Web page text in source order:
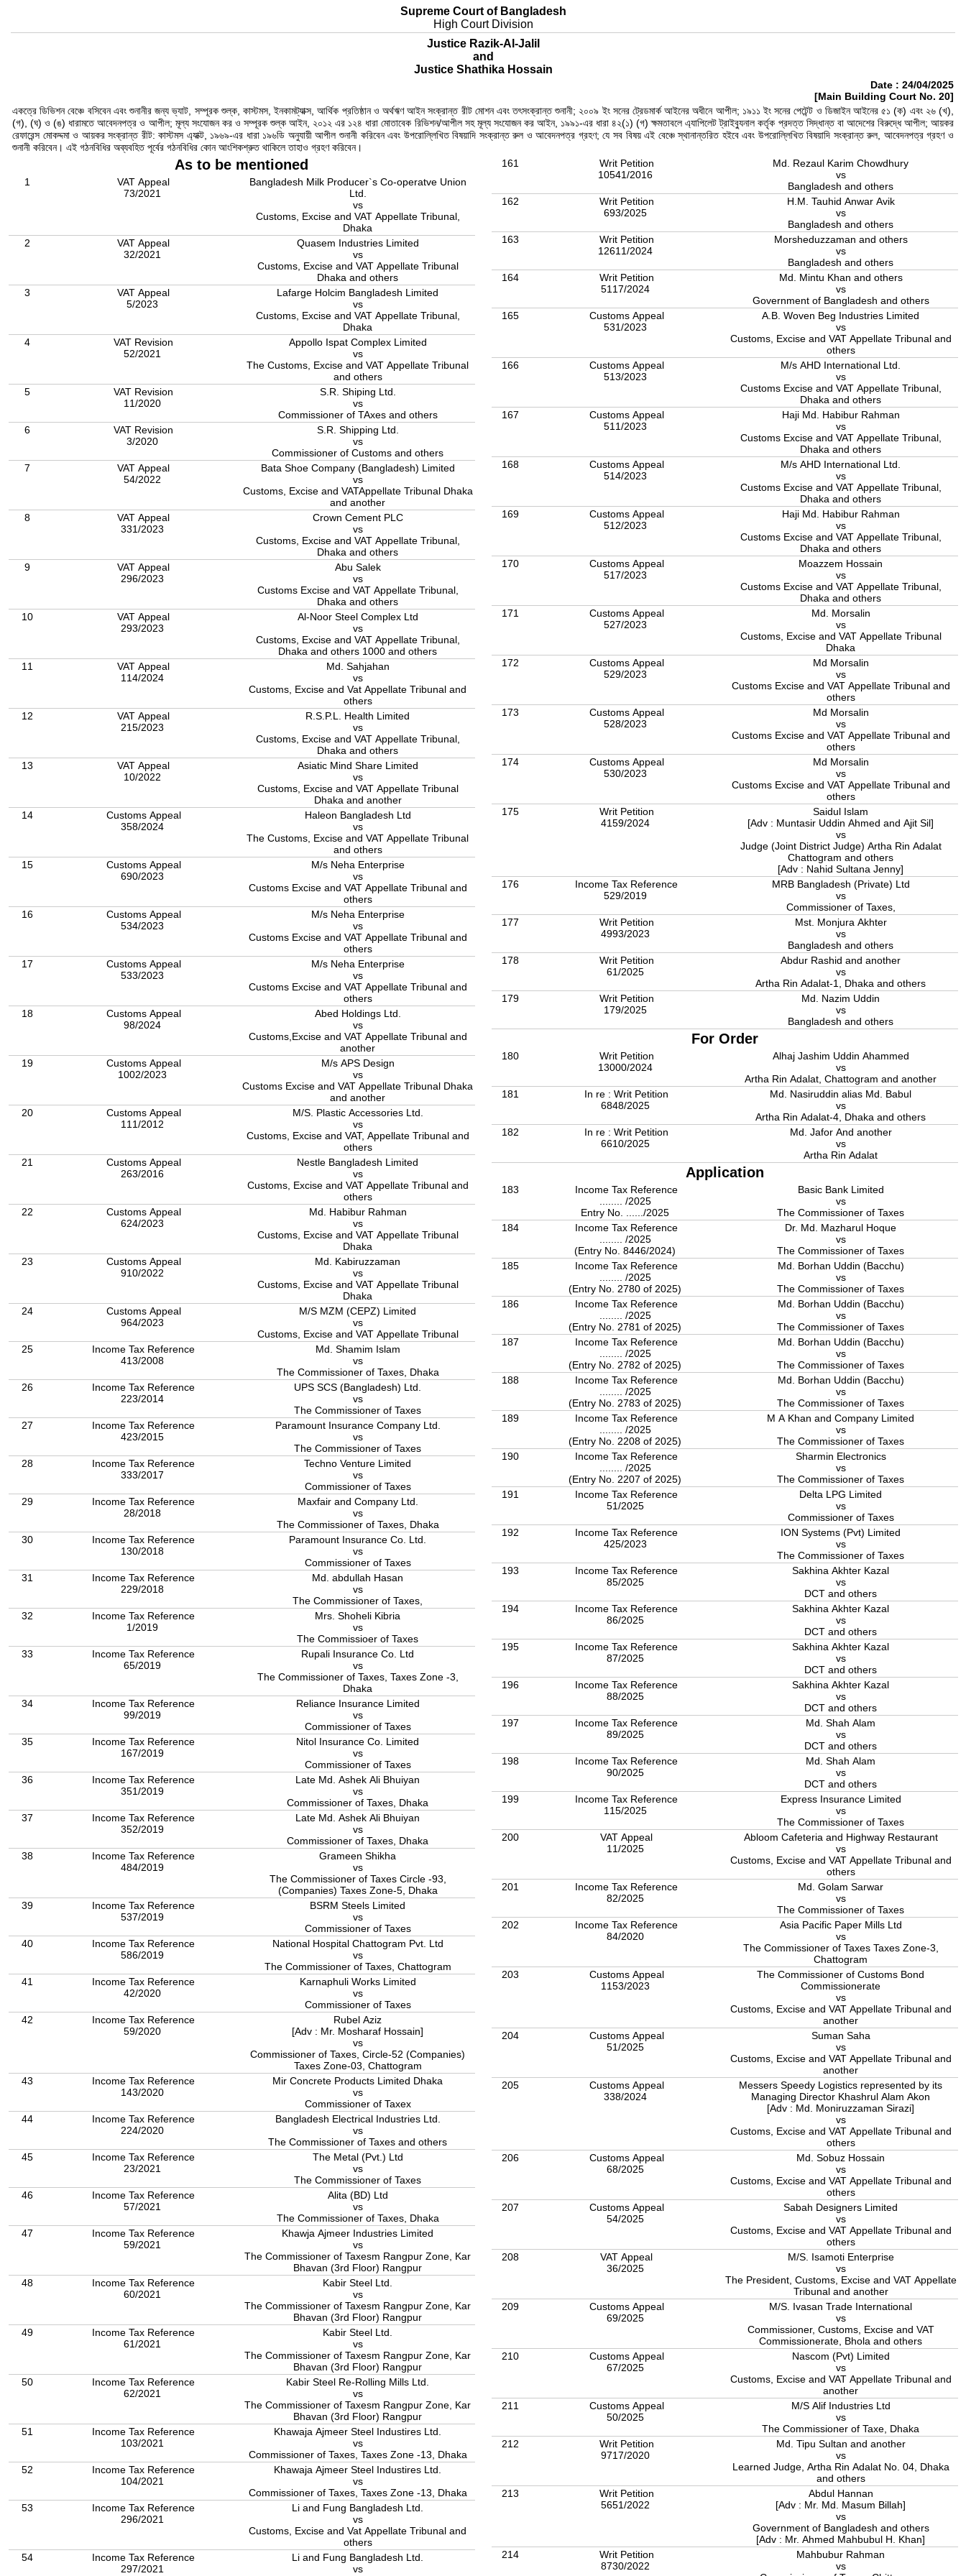
Supreme Court of Bangladesh
High Court Division
Justice Razik-Al-Jalil
and
Justice Shathika Hossain
Date : 24/04/2025
[Main Building Court No. 20]
একত্রে ডিভিশন বেঞ্চে বসিবেন এবং শুনানীর জন্য ভ্যাট, সম্পূরক শুল্ক, কাস্টমস, ইনকামট্যাক্স, আর্থিক প্রতিষ্ঠান ও অর্থঋণ আইন সংক্রান্ত রীট মোশন এবং তৎসংক্রান্ত শুনানী; ২০০৯ ইং সনের ট্রেডমার্ক আইনের অধীনে আপীল; ১৯১১ ইং সনের পেটেন্ট ও ডিজাইন আইনের ৫১ (ক) এবং ২৬ (খ),
(গ), (ঘ) ও (ঙ) ধারামতে আবেদনপত্র ও আপীল; মূল্য সংযোজন কর ও সম্পূরক শুল্ক আইন, ২০১২ এর ১২৪ ধারা মোতাবেক রিভিশন/আপীল সহ মূল্য সংযোজন কর আইন, ১৯৯১-এর ধারা ৪২(১) (গ) ক্ষমতাবলে এ্যাপিলেট ট্রাইব্যুনাল কর্তৃক প্রদত্ত সিদ্ধান্ত বা আদেশের বিরুদ্ধে আপীল; আয়কর
রেফারেন্স মোকদ্দমা ও আয়কর সংক্রান্ত রীট: কাস্টমস এ্যাক্ট, ১৯৬৯-এর ধারা ১৯৬ডি অনুযায়ী আপীল শুনানী করিবেন এবং উপরোল্লিখিত বিষয়াদি সংক্রান্ত রুল ও আবেদনপত্র গ্রহণ; যে সব বিষয় এই বেঞ্চে স্থানান্তরিত হইবে এবং উপরোল্লিখিত বিষয়াদি সংক্রান্ত রুল, আবেদনপত্র গ্রহণ ও
শুনানী করিবেন। এই গঠনবিধির অব্যবহিত পূর্বের গঠনবিধির কোন আংশিকশ্রুত থাকিলে তাহাও গ্রহণ করিবেন।
As to be mentioned
1
VAT Appeal
73/2021
Bangladesh Milk Producer`s Co-operatve Union
Ltd.
vs
Customs, Excise and VAT Appellate Tribunal,
Dhaka
2
VAT Appeal
32/2021
Quasem Industries Limited
vs
Customs, Excise and VAT Appellate Tribunal
Dhaka and others
3
VAT Appeal
5/2023
Lafarge Holcim Bangladesh Limited
vs
Customs, Excise and VAT Appellate Tribunal,
Dhaka
4
VAT Revision
52/2021
Appollo Ispat Complex Limited
vs
The Customs, Excise and VAT Appellate Tribunal
and others
5
VAT Revision
11/2020
S.R. Shiping Ltd.
vs
Commissioner of TAxes and others
6
VAT Revision
3/2020
S.R. Shipping Ltd.
vs
Commissioner of Customs and others
7
VAT Appeal
54/2022
Bata Shoe Company (Bangladesh) Limited
vs
Customs, Excise and VATAppellate Tribunal Dhaka
and another
8
VAT Appeal
331/2023
Crown Cement PLC
vs
Customs, Excise and VAT Appellate Tribunal,
Dhaka and others
9
VAT Appeal
296/2023
Abu Salek
vs
Customs Excise and VAT Appellate Tribunal,
Dhaka and others
10
VAT Appeal
293/2023
Al-Noor Steel Complex Ltd
vs
Customs, Excise and VAT Appellate Tribunal,
Dhaka and others 1000 and others
11
VAT Appeal
114/2024
Md. Sahjahan
vs
Customs, Excise and Vat Appellate Tribunal and
others
12
VAT Appeal
215/2023
R.S.P.L. Health Limited
vs
Customs, Excise and VAT Appellate Tribunal,
Dhaka and others
13
VAT Appeal
10/2022
Asiatic Mind Share Limited
vs
Customs, Excise and VAT Appellate Tribunal
Dhaka and another
14
Customs Appeal
358/2024
Haleon Bangladesh Ltd
vs
The Customs, Excise and VAT Appellate Tribunal
and others
15
Customs Appeal
690/2023
M/s Neha Enterprise
vs
Customs Excise and VAT Appellate Tribunal and
others
16
Customs Appeal
534/2023
M/s Neha Enterprise
vs
Customs Excise and VAT Appellate Tribunal and
others
17
Customs Appeal
533/2023
M/s Neha Enterprise
vs
Customs Excise and VAT Appellate Tribunal and
others
18
Customs Appeal
98/2024
Abed Holdings Ltd.
vs
Customs,Excise and VAT Appellate Tribunal and
another
19
Customs Appeal
1002/2023
M/s APS Design
vs
Customs Excise and VAT Appellate Tribunal Dhaka
and another
20
Customs Appeal
111/2012
M/S. Plastic Accessories Ltd.
vs
Customs, Excise and VAT, Appellate Tribunal and
others
21
Customs Appeal
263/2016
Nestle Bangladesh Limited
vs
Customs, Excise and VAT Appellate Tribunal and
others
22
Customs Appeal
624/2023
Md. Habibur Rahman
vs
Customs, Excise and VAT Appellate Tribunal
Dhaka
23
Customs Appeal
910/2022
Md. Kabiruzzaman
vs
Customs, Excise and VAT Appellate Tribunal
Dhaka
24
Customs Appeal
964/2023
M/S MZM (CEPZ) Limited
vs
Customs, Excise and VAT Appellate Tribunal
25
Income Tax Reference
413/2008
Md. Shamim Islam
vs
The Commissioner of Taxes, Dhaka
26
Income Tax Reference
223/2014
UPS SCS (Bangladesh) Ltd.
vs
The Commissioner of Taxes
27
Income Tax Reference
423/2015
Paramount Insurance Company Ltd.
vs
The Commissioner of Taxes
28
Income Tax Reference
333/2017
Techno Venture Limited
vs
Commissioner of Taxes
29
Income Tax Reference
28/2018
Maxfair and Company Ltd.
vs
The Commissioner of Taxes, Dhaka
30
Income Tax Reference
130/2018
Paramount Insurance Co. Ltd.
vs
Commissioner of Taxes
31
Income Tax Reference
229/2018
Md. abdullah Hasan
vs
The Commissioner of Taxes,
32
Income Tax Reference
1/2019
Mrs. Shoheli Kibria
vs
The Commissioer of Taxes
33
Income Tax Reference
65/2019
Rupali Insurance Co. Ltd
vs
The Commissioner of Taxes, Taxes Zone -3,
Dhaka
34
Income Tax Reference
99/2019
Reliance Insurance Limited
vs
Commissioner of Taxes
35
Income Tax Reference
167/2019
Nitol Insurance Co. Limited
vs
Commissioner of Taxes
36
Income Tax Reference
351/2019
Late Md. Ashek Ali Bhuiyan
vs
Commissioner of Taxes, Dhaka
37
Income Tax Reference
352/2019
Late Md. Ashek Ali Bhuiyan
vs
Commissioner of Taxes, Dhaka
38
Income Tax Reference
484/2019
Grameen Shikha
vs
The Commissioner of Taxes Circle -93,
(Companies) Taxes Zone-5, Dhaka
39
Income Tax Reference
537/2019
BSRM Steels Limited
vs
Commissioner of Taxes
40
Income Tax Reference
586/2019
National Hospital Chattogram Pvt. Ltd
vs
The Commissioner of Taxes, Chattogram
41
Income Tax Reference
42/2020
Karnaphuli Works Limited
vs
Commissioner of Taxes
42
Income Tax Reference
59/2020
Rubel Aziz
[Adv : Mr. Mosharaf Hossain]
vs
Commissioner of Taxes, Circle-52 (Companies)
Taxes Zone-03, Chattogram
43
Income Tax Reference
143/2020
Mir Concrete Products Limited Dhaka
vs
Commissioner of Taxex
44
Income Tax Reference
224/2020
Bangladesh Electrical Industries Ltd.
vs
The Commissioner of Taxes and others
45
Income Tax Reference
23/2021
The Metal (Pvt.) Ltd
vs
The Commissioner of Taxes
46
Income Tax Reference
57/2021
Alita (BD) Ltd
vs
The Commissioner of Taxes, Dhaka
47
Income Tax Reference
59/2021
Khawja Ajmeer Industries Limited
vs
The Commissioner of Taxesm Rangpur Zone, Kar
Bhavan (3rd Floor) Rangpur
48
Income Tax Reference
60/2021
Kabir Steel Ltd.
vs
The Commissioner of Taxesm Rangpur Zone, Kar
Bhavan (3rd Floor) Rangpur
49
Income Tax Reference
61/2021
Kabir Steel Ltd.
vs
The Commissioner of Taxesm Rangpur Zone, Kar
Bhavan (3rd Floor) Rangpur
50
Income Tax Reference
62/2021
Kabir Steel Re-Rolling Mills Ltd.
vs
The Commissioner of Taxesm Rangpur Zone, Kar
Bhavan (3rd Floor) Rangpur
51
Income Tax Reference
103/2021
Khawaja Ajmeer Steel Industires Ltd.
vs
Commissioner of Taxes, Taxes Zone -13, Dhaka
52
Income Tax Reference
104/2021
Khawaja Ajmeer Steel Industires Ltd.
vs
Commissioner of Taxes, Taxes Zone -13, Dhaka
53
Income Tax Reference
296/2021
Li and Fung Bangladesh Ltd.
vs
Customs, Excise and Vat Appellate Tribunal and
others
54
Income Tax Reference
297/2021
Li and Fung Bangladesh Ltd.
vs
161
Writ Petition
10541/2016
Md. Rezaul Karim Chowdhury
vs
Bangladesh and others
162
Writ Petition
693/2025
H.M. Tauhid Anwar Avik
vs
Bangladesh and others
163
Writ Petition
12611/2024
Morsheduzzaman and others
vs
Bangladesh and others
164
Writ Petition
5117/2024
Md. Mintu Khan and others
vs
Government of Bangladesh and others
165
Customs Appeal
531/2023
A.B. Woven Beg Industries Limited
vs
Customs, Excise and VAT Appellate Tribunal and
others
166
Customs Appeal
513/2023
M/s AHD International Ltd.
vs
Customs Excise and VAT Appellate Tribunal,
Dhaka and others
167
Customs Appeal
511/2023
Haji Md. Habibur Rahman
vs
Customs Excise and VAT Appellate Tribunal,
Dhaka and others
168
Customs Appeal
514/2023
M/s AHD International Ltd.
vs
Customs Excise and VAT Appellate Tribunal,
Dhaka and others
169
Customs Appeal
512/2023
Haji Md. Habibur Rahman
vs
Customs Excise and VAT Appellate Tribunal,
Dhaka and others
170
Customs Appeal
517/2023
Moazzem Hossain
vs
Customs Excise and VAT Appellate Tribunal,
Dhaka and others
171
Customs Appeal
527/2023
Md. Morsalin
vs
Customs, Excise and VAT Appellate Tribunal
Dhaka
172
Customs Appeal
529/2023
Md Morsalin
vs
Customs Excise and VAT Appellate Tribunal and
others
173
Customs Appeal
528/2023
Md Morsalin
vs
Customs Excise and VAT Appellate Tribunal and
others
174
Customs Appeal
530/2023
Md Morsalin
vs
Customs Excise and VAT Appellate Tribunal and
others
175
Writ Petition
4159/2024
Saidul Islam
[Adv : Muntasir Uddin Ahmed and Ajit Sil]
vs
Judge (Joint District Judge) Artha Rin Adalat
Chattogram and others
[Adv : Nahid Sultana Jenny]
176
Income Tax Reference
529/2019
MRB Bangladesh (Private) Ltd
vs
Commissioner of Taxes,
177
Writ Petition
4993/2023
Mst. Monjura Akhter
vs
Bangladesh and others
178
Writ Petition
61/2025
Abdur Rashid and another
vs
Artha Rin Adalat-1, Dhaka and others
179
Writ Petition
179/2025
Md. Nazim Uddin
vs
Bangladesh and others
For Order
180
Writ Petition
13000/2024
Alhaj Jashim Uddin Ahammed
vs
Artha Rin Adalat, Chattogram and another
181
In re : Writ Petition
6848/2025
Md. Nasiruddin alias Md. Babul
vs
Artha Rin Adalat-4, Dhaka and others
182
In re : Writ Petition
6610/2025
Md. Jafor And another
vs
Artha Rin Adalat
Application
183
Income Tax Reference
........ /2025
Entry No. ....../2025
Basic Bank Limited
vs
The Commissioner of Taxes
184
Income Tax Reference
........ /2025
(Entry No. 8446/2024)
Dr. Md. Mazharul Hoque
vs
The Commissioner of Taxes
185
Income Tax Reference
........ /2025
(Entry No. 2780 of 2025)
Md. Borhan Uddin (Bacchu)
vs
The Commissioner of Taxes
186
Income Tax Reference
........ /2025
(Entry No. 2781 of 2025)
Md. Borhan Uddin (Bacchu)
vs
The Commissioner of Taxes
187
Income Tax Reference
........ /2025
(Entry No. 2782 of 2025)
Md. Borhan Uddin (Bacchu)
vs
The Commissioner of Taxes
188
Income Tax Reference
........ /2025
(Entry No. 2783 of 2025)
Md. Borhan Uddin (Bacchu)
vs
The Commissioner of Taxes
189
Income Tax Reference
........ /2025
(Entry No. 2208 of 2025)
M A Khan and Company Limited
vs
The Commissioner of Taxes
190
Income Tax Reference
........ /2025
(Entry No. 2207 of 2025)
Sharmin Electronics
vs
The Commissioner of Taxes
191
Income Tax Reference
51/2025
Delta LPG Limited
vs
Commissioner of Taxes
192
Income Tax Reference
425/2023
ION Systems (Pvt) Limited
vs
The Commissioner of Taxes
193
Income Tax Reference
85/2025
Sakhina Akhter Kazal
vs
DCT and others
194
Income Tax Reference
86/2025
Sakhina Akhter Kazal
vs
DCT and others
195
Income Tax Reference
87/2025
Sakhina Akhter Kazal
vs
DCT and others
196
Income Tax Reference
88/2025
Sakhina Akhter Kazal
vs
DCT and others
197
Income Tax Reference
89/2025
Md. Shah Alam
vs
DCT and others
198
Income Tax Reference
90/2025
Md. Shah Alam
vs
DCT and others
199
Income Tax Reference
115/2025
Express Insurance Limited
vs
The Commissioner of Taxes
200
VAT Appeal
11/2025
Abloom Cafeteria and Highway Restaurant
vs
Customs, Excise and VAT Appellate Tribunal and
others
201
Income Tax Reference
82/2025
Md. Golam Sarwar
vs
The Commissioner of Taxes
202
Income Tax Reference
84/2020
Asia Pacific Paper Mills Ltd
vs
The Commissioner of Taxes Taxes Zone-3,
Chattogram
203
Customs Appeal
1153/2023
The Commissioner of Customs Bond
Commissionerate
vs
Customs, Excise and VAT Appellate Tribunal and
another
204
Customs Appeal
51/2025
Suman Saha
vs
Customs, Excise and VAT Appellate Tribunal and
another
205
Customs Appeal
338/2024
Messers Speedy Logistics represented by its
Managing Director Khashrul Alam Akon
[Adv : Md. Moniruzzaman Sirazi]
vs
Customs, Excise and VAT Appellate Tribunal and
others
206
Customs Appeal
68/2025
Md. Sobuz Hossain
vs
Customs, Excise and VAT Appellate Tribunal and
others
207
Customs Appeal
54/2025
Sabah Designers Limited
vs
Customs, Excise and VAT Appellate Tribunal and
others
208
VAT Appeal
36/2025
M/S. Isamoti Enterprise
vs
The President, Customs, Excise and VAT Appellate
Tribunal and another
209
Customs Appeal
69/2025
M/S. Ivasan Trade International
vs
Commissioner, Customs, Excise and VAT
Commissionerate, Bhola and others
210
Customs Appeal
67/2025
Nascom (Pvt) Limited
vs
Customs, Excise and VAT Appellate Tribunal and
another
211
Customs Appeal
50/2025
M/S Alif Industries Ltd
vs
The Commissioner of Taxe, Dhaka
212
Writ Petition
9717/2020
Md. Tipu Sultan and another
vs
Learned Judge, Artha Rin Adalat No. 04, Dhaka
and others
213
Writ Petition
5651/2022
Abdul Hannan
[Adv : Mr. Md. Masum Billah]
vs
Government of Bangladesh and others
[Adv : Mr. Ahmed Mahbubul H. Khan]
214
Writ Petition
8730/2022
Mahbubur Rahman
vs